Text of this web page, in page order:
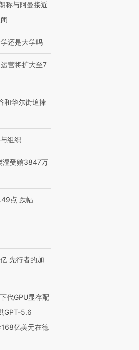
称与阿曼接近
还是大学吗
营将扩大至7
和华尔街追捧
组织
澄受贿3847万
点 跌幅
先行者的加
代GPU显存配
GPT-5.6
亿美元在德